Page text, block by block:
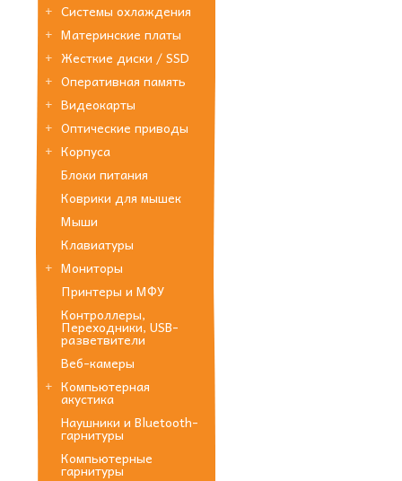
Системы охлаждения
Материнские платы
Жесткие диски / SSD
Оперативная память
Видеокарты
Оптические приводы
Корпуса
Блоки питания
Коврики для мышек
Мыши
Клавиатуры
Мониторы
Принтеры и МФУ
Контроллеры,
Переходники, USB-
разветвители
Веб-камеры
Компьютерная
акустика
Наушники и Bluetooth-
гарнитуры
Компьютерные
гарнитуры